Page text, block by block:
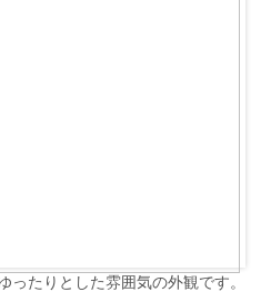
たりとした雰囲気の外観です。